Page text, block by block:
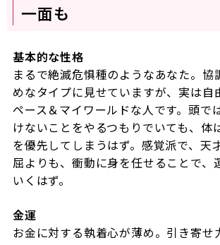
一面も
基本的な性格
まるで絶滅危惧種のようなあなた。協
めなタイプに見せていますが、実は自
ペース＆マイワールドな人です。頭で
けないことをやるつもりでいても、体
を優先してしまうはず。感覚派で、天
屈よりも、衝動に身を任せることで、
いくはず。
金運
お金に対する執着心が薄め。引き寄せ